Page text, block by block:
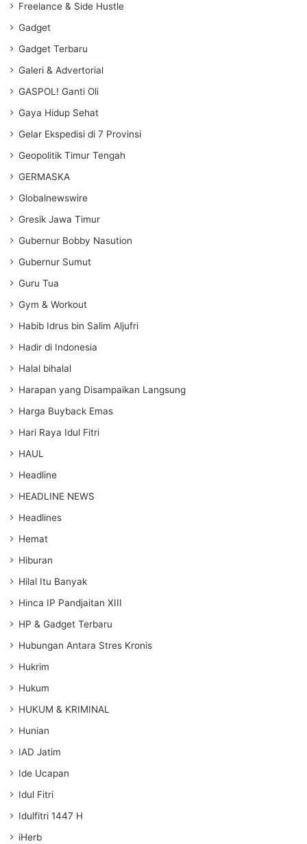
Freelance & Side Hustle
Gadget
Gadget Terbaru
Galeri & Advertorial
GASPOL! Ganti Oli
Gaya Hidup Sehat
Gelar Ekspedisi di 7 Provinsi
Geopolitik Timur Tengah
GERMASKA
Globalnewswire
Gresik Jawa Timur
Gubernur Bobby Nasution
Gubernur Sumut
Guru Tua
Gym & Workout
Habib Idrus bin Salim Aljufri
Hadir di Indonesia
Halal bihalal
Harapan yang Disampaikan Langsung
Harga Buyback Emas
Hari Raya Idul Fitri
HAUL
Headline
HEADLINE NEWS
Headlines
Hemat
Hiburan
Hilal Itu Banyak
Hinca IP Pandjaitan XIII
HP & Gadget Terbaru
Hubungan Antara Stres Kronis
Hukrim
Hukum
HUKUM & KRIMINAL
Hunian
IAD Jatim
Ide Ucapan
Idul Fitri
Idulfitri 1447 H
iHerb